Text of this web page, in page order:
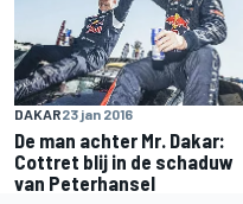
DAKAR23 jan 2016
De man achter Mr. Dakar:
Cottret blij in de schaduw
van Peterhansel